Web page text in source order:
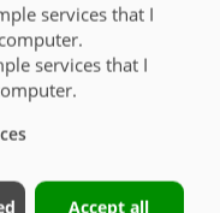
O
services that I
services that I
Accept all